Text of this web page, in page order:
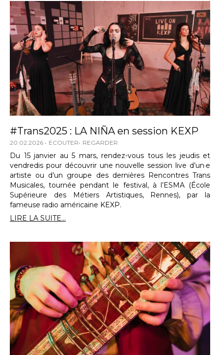
#Trans2025 : LA NIÑA en session KEXP
20.02.2026 ECOUTER REGARDER
Du 15 janvier au 5 mars, rendez-vous tous les jeudis et
vendredis pour découvrir une nouvelle session live d’un·e
artiste ou d’un groupe des dernières Rencontres Trans
Musicales, tournée pendant le festival, à l’ESMA (École
Supérieure des Métiers Artistiques, Rennes), par la
fameuse radio américaine KEXP.
LIRE LA SUITE...